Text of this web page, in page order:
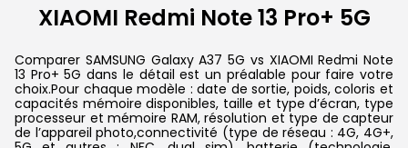
XIAOMI Redmi Note 13 Pro+ 5G
Comparer SAMSUNG Galaxy A37 5G vs XIAOMI Redmi Note
13 Pro+ 5G dans le détail est un préalable pour faire votre
choix.Pour chaque modèle : date de sortie, poids, coloris et
capacités mémoire disponibles, taille et type d’écran, type
processeur et mémoire RAM, résolution et type de capteur
de l’appareil photo,connectivité (type de réseau : 4G, 4G+,